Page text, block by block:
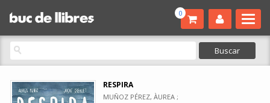
0
RESPIRA
MUÑOZ PÉREZ, ÀUREA ;